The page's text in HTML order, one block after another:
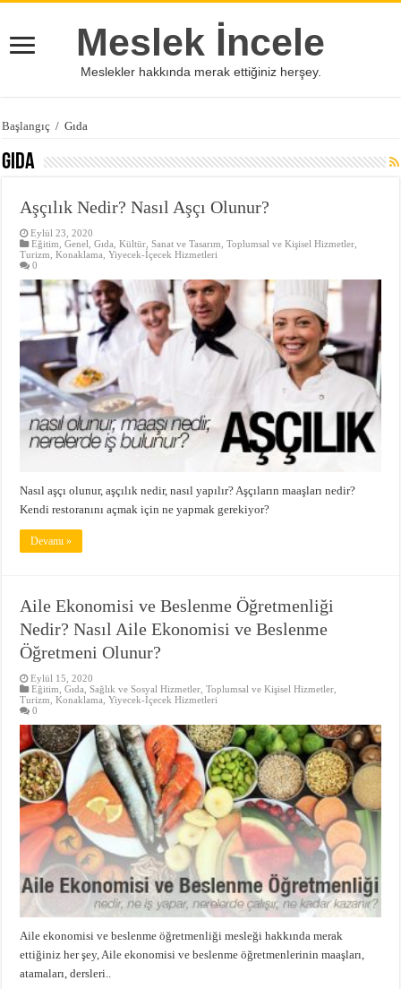
Meslek İncele
Meslekler hakkında merak ettiğiniz herşey.
Başlangıç / Gıda
Gıda
Aşçılık Nedir? Nasıl Aşçı Olunur?
Eylül 23, 2020
Eğitim ,Genel ,Gıda ,Kültür, Sanat ve Tasarım ,Toplumsal ve Kişisel Hizmetler
Turizm, Konaklama, Yiyecek-İçecek Hizmetleri
0
Nasıl aşçı olunur, aşçılık nedir, nasıl yapılır? Aşçıların maaşları nedir?
Kendi restoranını açmak için ne yapmak gerekiyor?
Devamı »
Aile Ekonomisi ve Beslenme Öğretmenliği
Nedir? Nasıl Aile Ekonomisi ve Beslenme
Öğretmeni Olunur?
Eylül 15, 2020
Eğitim ,Gıda ,Sağlık ve Sosyal Hizmetler ,Toplumsal ve Kişisel Hizmetler
Turizm, Konaklama, Yiyecek-İçecek Hizmetleri
0
Aile ekonomisi ve beslenme öğretmenliği mesleği hakkında merak
ettiğiniz her şey, Aile ekonomisi ve beslenme öğretmenlerinin maaşları,
atamaları, dersleri..